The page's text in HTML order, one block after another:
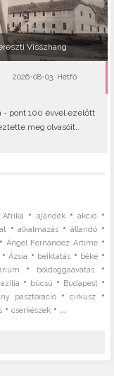
Visszhang
2026-08-03, Hétfő
- pont 100 évvel ezelőtt
meg olvasóit..
Afrika • ajándék•akció •
•alkalmazás • állandó•
•Ángel Fernández Artime•
•Ázsia • beiktatás • béke •
• boldoggáavatás•
• búcsú • Budapest•
pasztoráció•cirkusz •
•cserkészek • ...